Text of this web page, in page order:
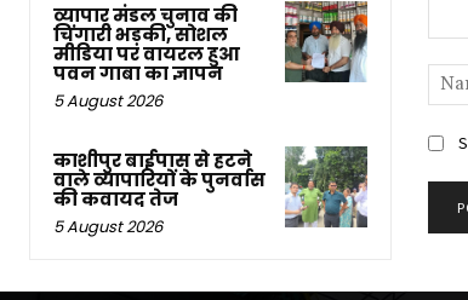
व्यापार मंडल चुनाव की
चिंगारी भड़की, सोशल
मीडिया पर वायरल हुआ
पवन गाबा का ज्ञापन
5 August 2026
काशीपुर बाईपास से हटने
वाले व्यापारियों के पुनर्वास
की कवायद तेज
5 August 2026